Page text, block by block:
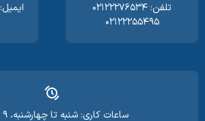
تلفن: ۰۲۱۲۲۲۷۶۵۳۴
۰۲۱۲۲۲۵۵۴۹۵
ایمیل: info@sahba.shop
ساعات کاری: شنبه تا چهارشنبه، ۹ الی ۱۷